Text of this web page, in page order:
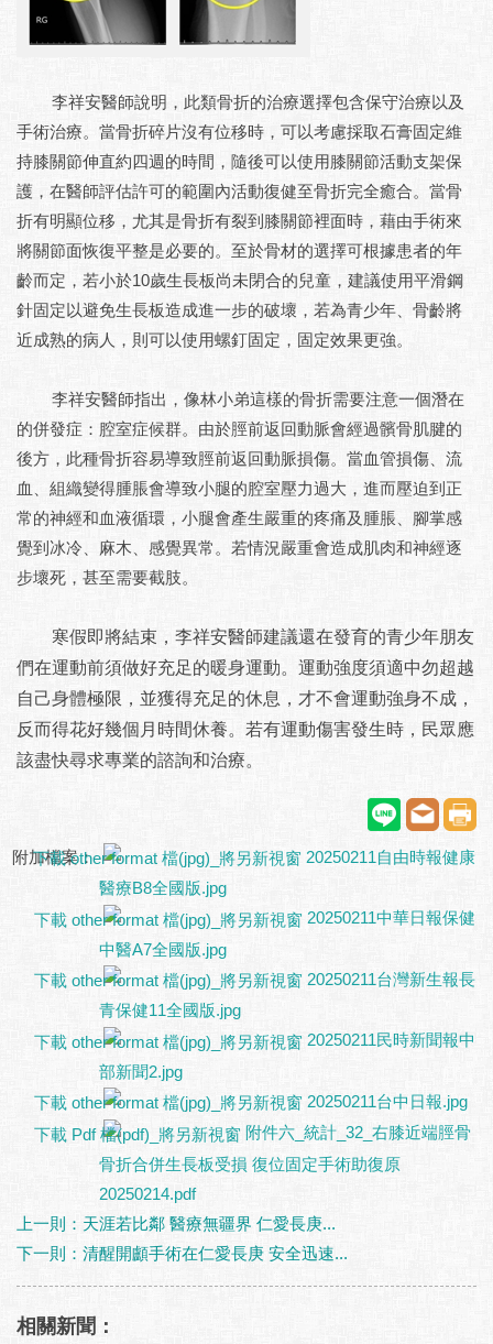
李祥安醫師說明，此類骨折的治療選擇包含保守治療以及
手術治療。當骨折碎片沒有位移時，可以考慮採取石膏固定維
持膝關節伸直約四週的時間，隨後可以使用膝關節活動支架保
護，在醫師評估許可的範圍內活動復健至骨折完全癒合。當骨
折有明顯位移，尤其是骨折有裂到膝關節裡面時，藉由手術來
將關節面恢復平整是必要的。至於骨材的選擇可根據患者的年
齡而定，若小於10歲生長板尚未閉合的兒童，建議使用平滑鋼
針固定以避免生長板造成進一步的破壞，若為青少年、骨齡將
近成熟的病人，則可以使用螺釘固定，固定效果更強。
李祥安醫師指出，像林小弟這樣的骨折需要注意一個潛在
的併發症：腔室症候群。由於脛前返回動脈會經過髕骨肌腱的
後方，此種骨折容易導致脛前返回動脈損傷。當血管損傷、流
血、組織變得腫脹會導致小腿的腔室壓力過大，進而壓迫到正
常的神經和血液循環，小腿會產生嚴重的疼痛及腫脹、腳掌感
覺到冰冷、麻木、感覺異常。若情況嚴重會造成肌肉和神經逐
步壞死，甚至需要截肢。
寒假即將結束，李祥安醫師建議還在發育的青少年朋友
們在運動前須做好充足的暖身運動。運動強度須適中勿超越
自己身體極限，並獲得充足的休息，才不會運動強身不成，
反而得花好幾個月時間休養。若有運動傷害發生時，民眾應
該盡快尋求專業的諮詢和治療。
附加檔案：
20250211自由時報健康
醫療B8全國版.jpg
20250211中華日報保健
中醫A7全國版.jpg
20250211台灣新生報長
青保健11全國版.jpg
20250211民時新聞報中
部新聞2.jpg
20250211台中日報.jpg
附件六_統計_32_右膝近端脛骨
骨折合併生長板受損 復位固定手術助復原
20250214.pdf
上一則：天涯若比鄰 醫療無疆界 仁愛長庚...
下一則：清醒開顱手術在仁愛長庚 安全迅速...
相關新聞：